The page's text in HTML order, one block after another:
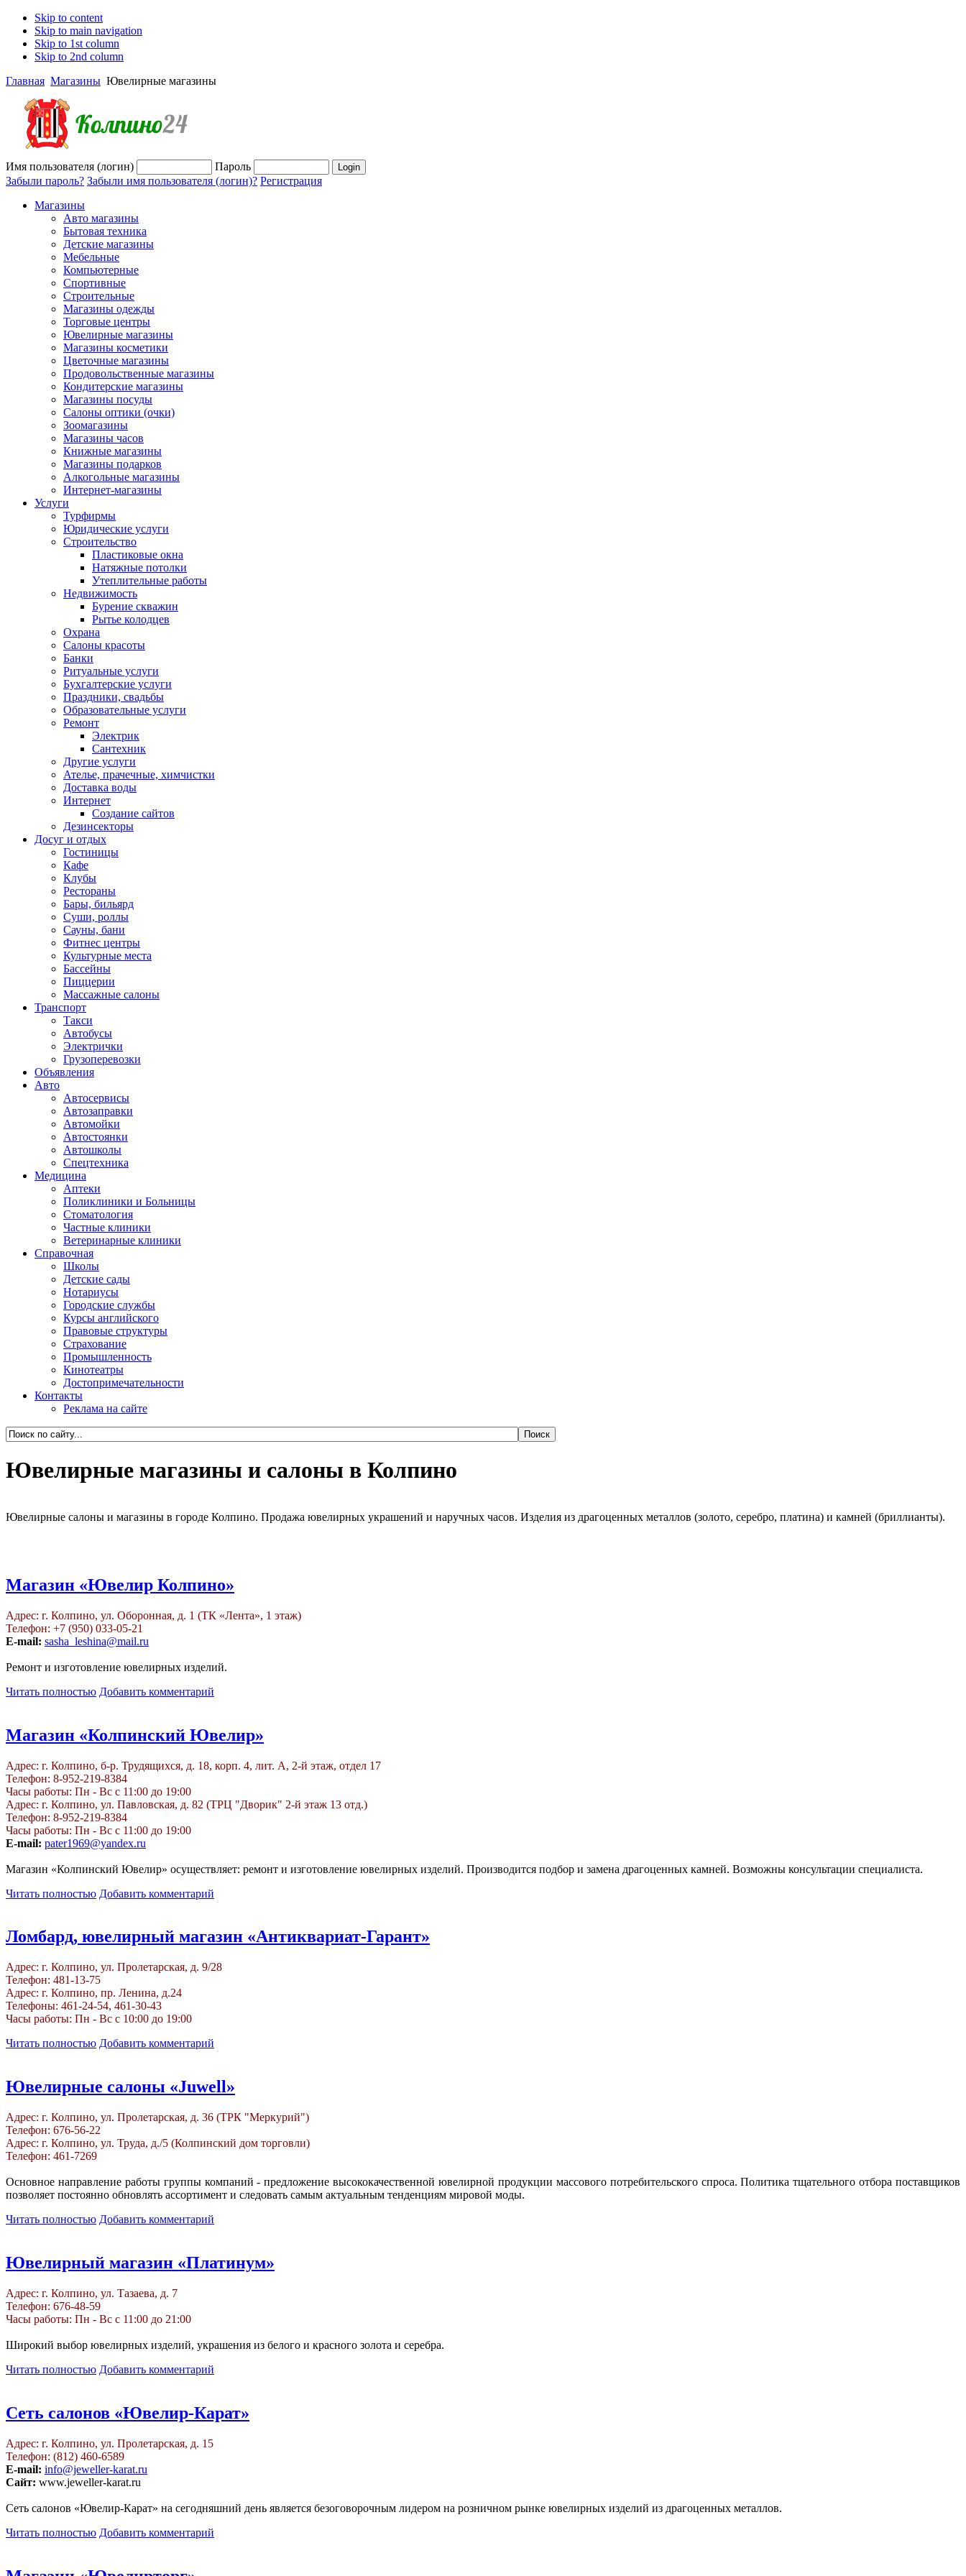
Skip to content
Skip to main navigation
Skip to 1st column
Skip to 2nd column
Главная Магазины Ювелирные магазины
Имя пользователя (логин)
Пароль
Забыли пароль? Забыли имя пользователя (логин)? Регистрация
Магазины
Авто магазины
Бытовая техника
Детские магазины
Мебельные
Компьютерные
Спортивные
Строительные
Магазины одежды
Торговые центры
Ювелирные магазины
Магазины косметики
Цветочные магазины
Продовольственные магазины
Кондитерские магазины
Магазины посуды
Салоны оптики (очки)
Зоомагазины
Магазины часов
Книжные магазины
Магазины подарков
Алкогольные магазины
Интернет-магазины
Услуги
Турфирмы
Юридические услуги
Строительство
Пластиковые окна
Натяжные потолки
Утеплительные работы
Недвижимость
Бурение скважин
Рытье колодцев
Охрана
Салоны красоты
Банки
Ритуальные услуги
Бухгалтерские услуги
Праздники, свадьбы
Образовательные услуги
Ремонт
Электрик
Сантехник
Другие услуги
Ателье, прачечные, химчистки
Доставка воды
Интернет
Создание сайтов
Дезинсекторы
Досуг и отдых
Гостиницы
Кафе
Клубы
Рестораны
Бары, бильярд
Суши, роллы
Сауны, бани
Фитнес центры
Культурные места
Бассейны
Пиццерии
Массажные салоны
Транспорт
Такси
Автобусы
Электрички
Грузоперевозки
Объявления
Авто
Автосервисы
Автозаправки
Автомойки
Автостоянки
Автошколы
Спецтехника
Медицина
Аптеки
Поликлиники и Больницы
Стоматология
Частные клиники
Ветеринарные клиники
Справочная
Школы
Детские сады
Нотариусы
Городские службы
Курсы английского
Правовые структуры
Страхование
Промышленность
Кинотеатры
Достопримечательности
Контакты
Реклама на сайте
Ювелирные магазины и салоны в Колпино
Ювелирные салоны и магазины в городе Колпино. Продажа ювелирных украшений и наручных часов. Изделия из драгоценных металлов (золото, серебро, платина) и камней (бриллианты).
Магазин «Ювелир Колпино»
Адрес: г. Колпино, ул. Оборонная, д. 1 (ТК «Лента», 1 этаж)
Телефон: +7 (950) 033-05-21
E-mail: sasha_leshina@mail.ru
Ремонт и изготовление ювелирных изделий.
Читать полностью Добавить комментарий
Магазин «Колпинский Ювелир»
Адрес: г. Колпино, б-р. Трудящихся, д. 18, корп. 4, лит. А, 2-й этаж, отдел 17
Телефон: 8-952-219-8384
Часы работы: Пн - Вс с 11:00 до 19:00
Адрес: г. Колпино, ул. Павловская, д. 82 (ТРЦ "Дворик" 2-й этаж 13 отд.)
Телефон: 8-952-219-8384
Часы работы: Пн - Вс с 11:00 до 19:00
E-mail: pater1969@yandex.ru
Магазин «Колпинский Ювелир» осуществляет: ремонт и изготовление ювелирных изделий. Производится подбор и замена драгоценных камней. Возможны консультации специалиста.
Читать полностью Добавить комментарий
Ломбард, ювелирный магазин «Антиквариат-Гарант»
Адрес: г. Колпино, ул. Пролетарская, д. 9/28
Телефон: 481-13-75
Адрес: г. Колпино, пр. Ленина, д.24
Телефоны: 461-24-54, 461-30-43
Часы работы: Пн - Вс с 10:00 до 19:00
Читать полностью Добавить комментарий
Ювелирные салоны «Juwell»
Адрес: г. Колпино, ул. Пролетарская, д. 36 (ТРК "Меркурий")
Телефон: 676-56-22
Адрес: г. Колпино, ул. Труда, д./5 (Колпинский дом торговли)
Телефон: 461-7269
Основное направление работы группы компаний - предложение высококачественной ювелирной продукции массового потребительского спроса. Политика тщательного отбора поставщиков
позволяет постоянно обновлять ассортимент и следовать самым актуальным тенденциям мировой моды.
Читать полностью Добавить комментарий
Ювелирный магазин «Платинум»
Адрес: г. Колпино, ул. Тазаева, д. 7
Телефон: 676-48-59
Часы работы: Пн - Вс с 11:00 до 21:00
Широкий выбор ювелирных изделий, украшения из белого и красного золота и серебра.
Читать полностью Добавить комментарий
Сеть салонов «Ювелир-Карат»
Адрес: г. Колпино, ул. Пролетарская, д. 15
Телефон: (812) 460-6589
E-mail: info@jeweller-karat.ru
Сайт: www.jeweller-karat.ru
Сеть салонов «Ювелир-Карат» на сегодняшний день является безоговорочным лидером на розничном рынке ювелирных изделий из драгоценных металлов.
Читать полностью Добавить комментарий